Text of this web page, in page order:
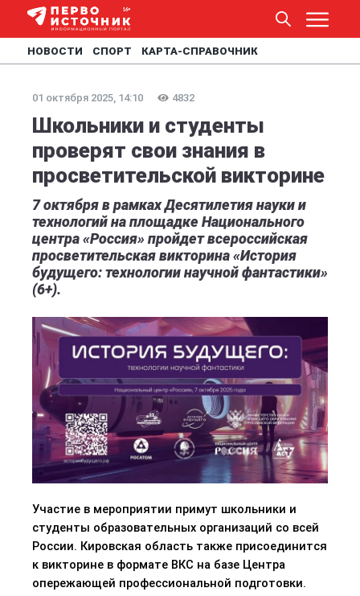
НОВОСТИ СПОРТ КАРТА-СПРАВОЧНИК
01 октября 2025, 14:10 4832
Школьники и студенты
проверят свои знания в
просветительской викторине
7 октября в рамках Десятилетия науки и
технологий на площадке Национального
центра «Россия» пройдет всероссийская
просветительская викторина «История
будущего: технологии научной фантастики»
(6+).
Участие в мероприятии примут школьники и
студенты образовательных организаций со всей
России. Кировская область также присоединится
к викторине в формате ВКС на базе Центра
опережающей профессиональной подготовки.